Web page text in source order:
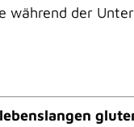
während der
lebenslangen